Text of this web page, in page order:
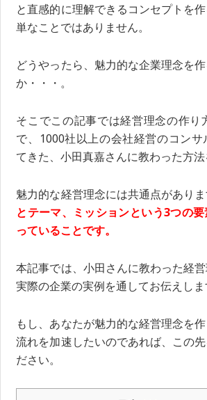
と直感的に理解できるコンセプトを
単なことではありません。
どうやったら、魅力的な企業理念を
か・・・。
そこでこの記事では経営理念の作り
で、1000社以上の会社経営のコンサ
てきた、小田真嘉さんに教わった方法
魅力的な経営理念には共通点があり
とテーマ、ミッションという3つの
っていることです。
本記事では、小田さんに教わった経営
実際の企業の実例を通してお伝えしま
もし、あなたが魅力的な経営理念を
流れを加速したいのであれば、この
ださい。